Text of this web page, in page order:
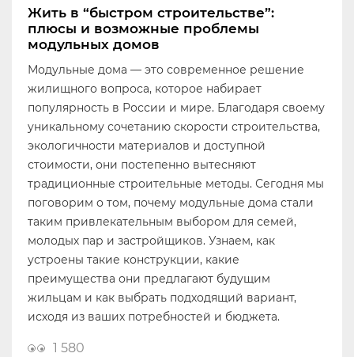
Жить в “быстром строительстве”:
плюсы и возможные проблемы
модульных домов
Модульные дома — это современное решение
жилищного вопроса, которое набирает
популярность в России и мире. Благодаря своему
уникальному сочетанию скорости строительства,
экологичности материалов и доступной
стоимости, они постепенно вытесняют
традиционные строительные методы. Сегодня мы
поговорим о том, почему модульные дома стали
таким привлекательным выбором для семей,
молодых пар и застройщиков. Узнаем, как
устроены такие конструкции, какие
преимущества они предлагают будущим
жильцам и как выбрать подходящий вариант,
исходя из ваших потребностей и бюджета.
1 580